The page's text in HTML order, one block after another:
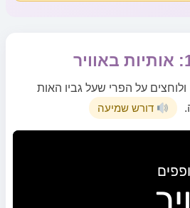
ולוחצים על הפרי שעל גביו האות
דורש שמיעה